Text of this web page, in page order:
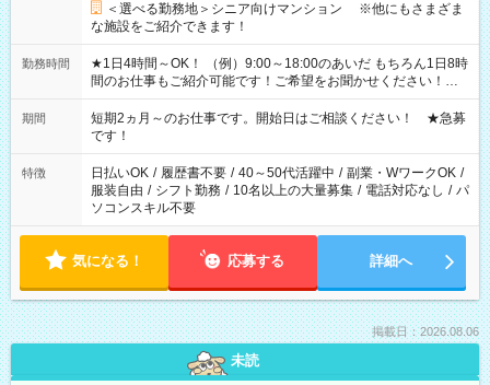
＜選べる勤務地＞シニア向けマンション ※他にもさまざま
な施設をご紹介できます！
勤務時間
★1日4時間～OK！ （例）9:00～18:00のあいだ もちろん1日8時
間のお仕事もご紹介可能です！ご希望をお聞かせください！★
家庭の都合でお休みが必要な場合も遠慮なくご相談ください。
※週最低15時間以上の勤務が必要です
期間
短期2ヵ月～のお仕事です。開始日はご相談ください！ ★急募
です！
特徴 日払いOK / 履歴書不要 / 40～50代活躍中 / 副業・WワークOK /
服装自由 / シフト勤務 / 10名以上の大量募集 / 電話対応なし / パ
ソコンスキル不要
気になる！ 応募する 詳細へ
掲載日：2026.08.06
未読